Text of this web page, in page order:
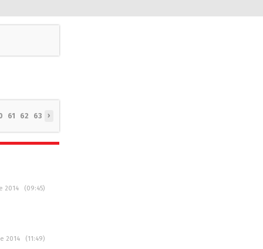
61 62 63 ›
2014 (09:45)
2014 (11:49)